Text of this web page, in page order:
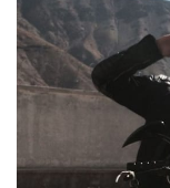
Virály
Sex a vztahy